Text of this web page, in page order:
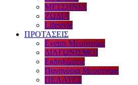
ΜΕΣΣΗΝΙΑ
ΖΩΔΙΑ
Lifestyle
ΠΡΟΤΑΣΕΙΣ
Events Μεσσηνίας
ΔΙΑΓΩΝΙΣΜΟΙ
Εκδηλώσεις
Πανηγύρια Μεσσηνίας
ΠΕΛΑΤΕΣ